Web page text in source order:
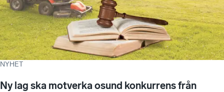
NYHET
Ny lag ska motverka osund konkurrens från